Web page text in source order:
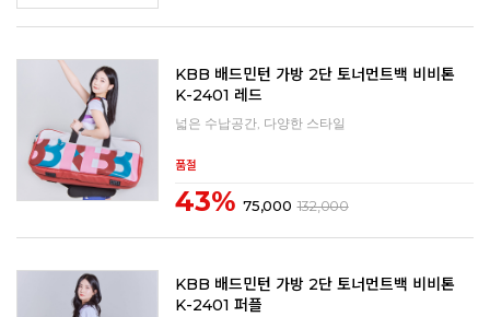
KBB 배드민턴 가방 2단 토너먼트백 비비톤
K-2401 레드
넓은 수납공간, 다양한 스타일
43% 75,000 132,000
품절
KBB 배드민턴 가방 2단 토너먼트백 비비톤
K-2401 퍼플